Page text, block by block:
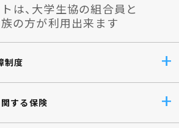
は、大学生協の組合員と
の方が利用出来ます
制度
する保険